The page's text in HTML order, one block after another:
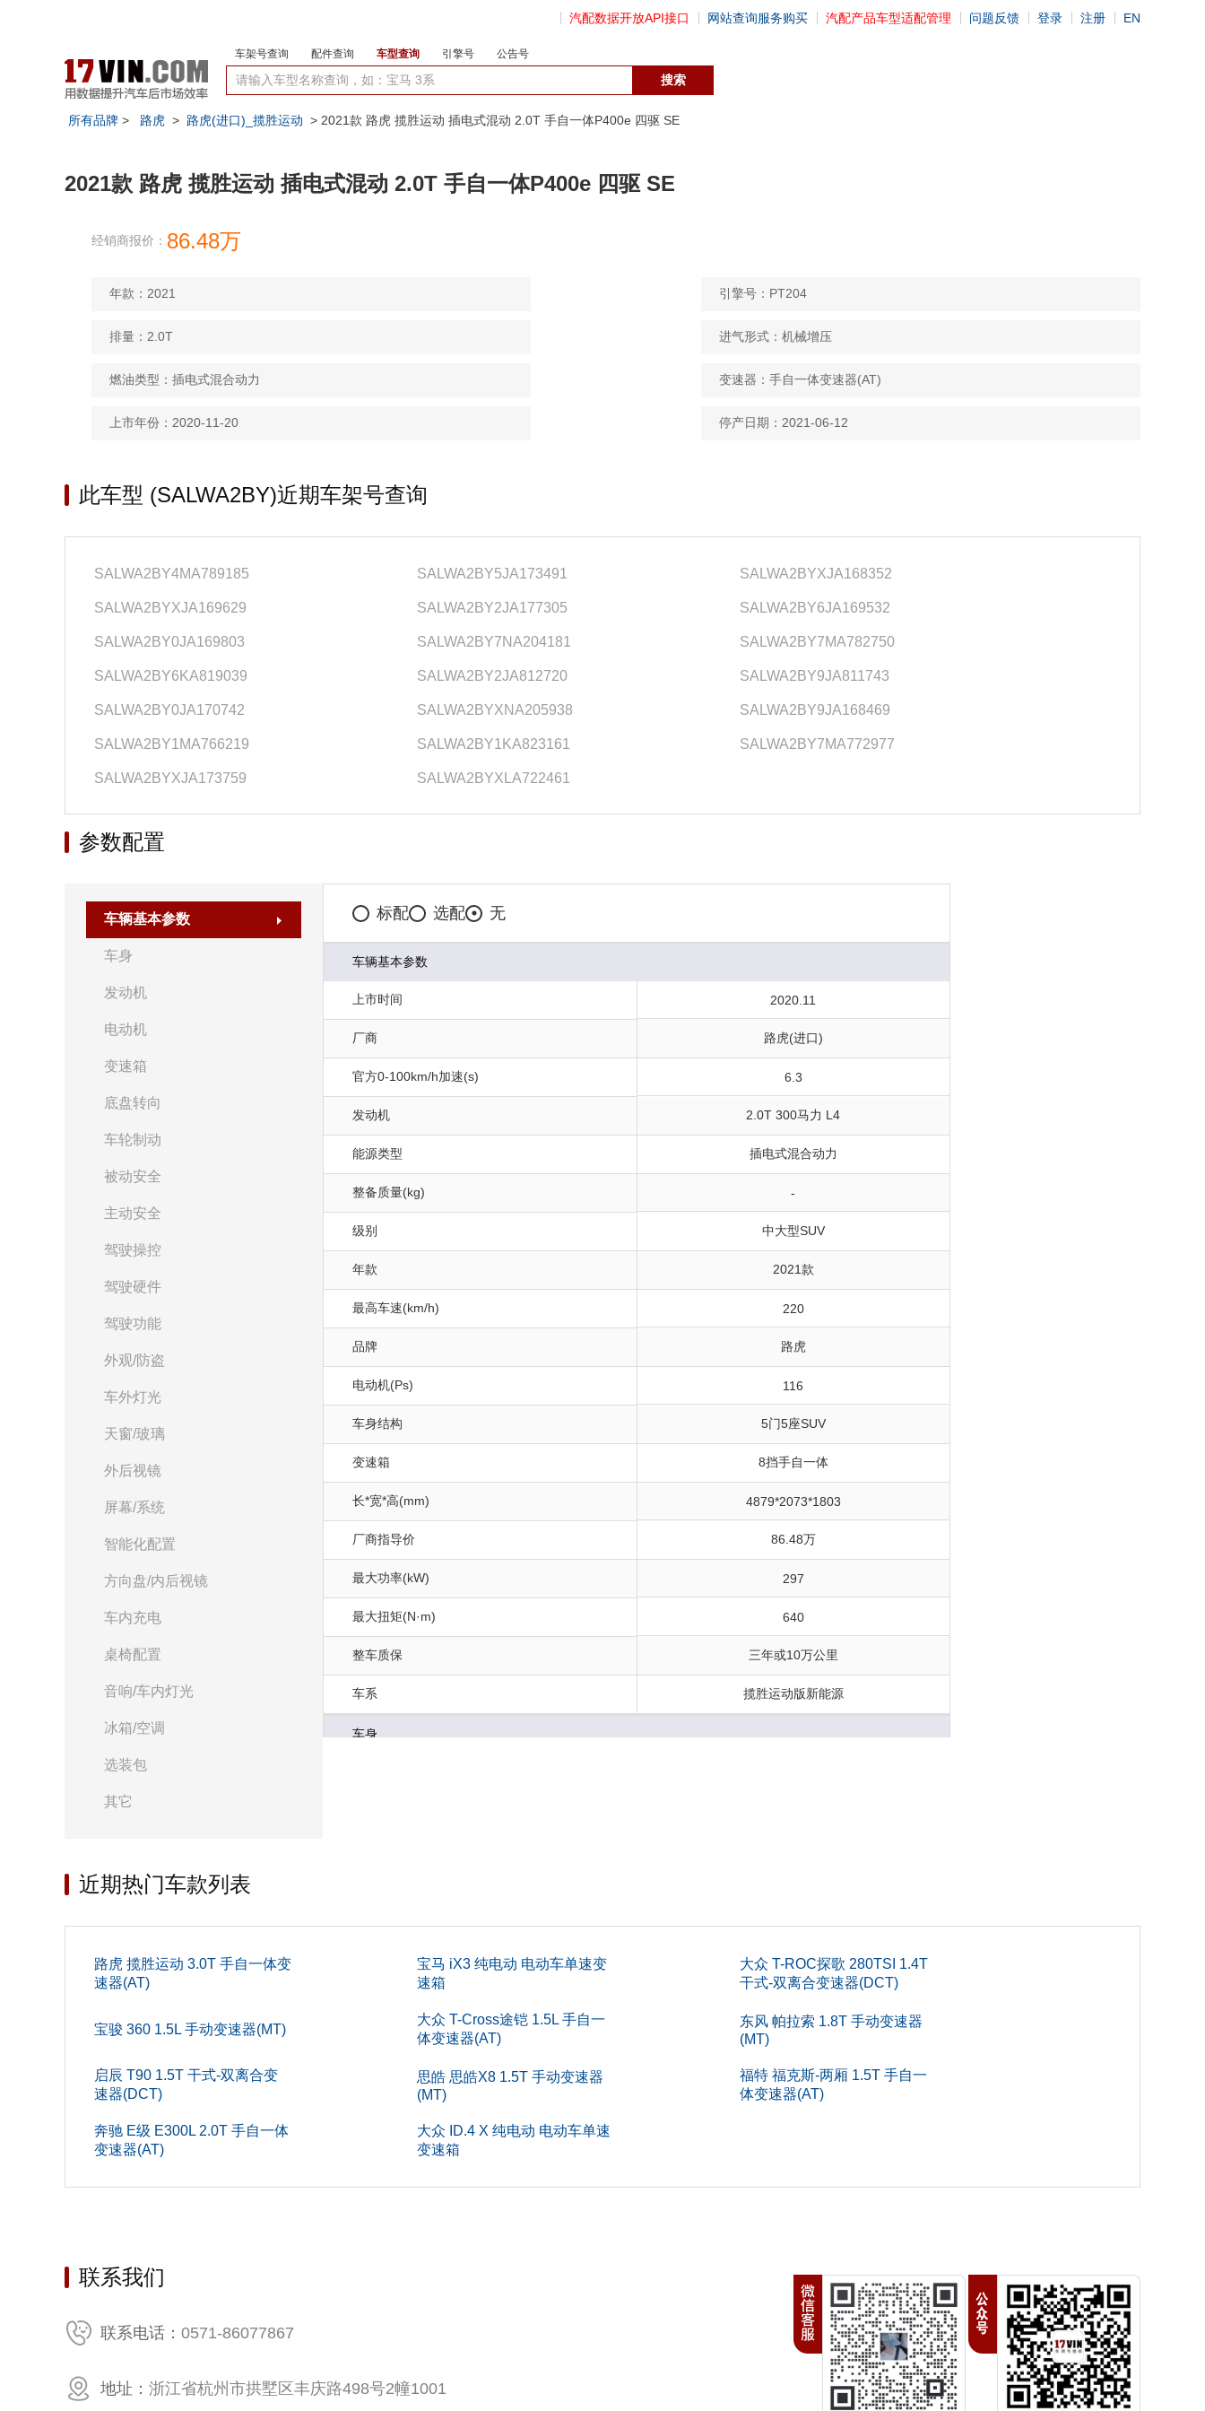
汽配数据开放API接口 网站查询服务购买 汽配产品车型适配管理 问题反馈 登录 注册 EN
车架号查询 配件查询 车型查询 引擎号 公告号
所有品牌 > 路虎 > 路虎(进口)_揽胜运动 > 2021款 路虎 揽胜运动 插电式混动 2.0T 手自一体P400e 四驱 SE
2021款 路虎 揽胜运动 插电式混动 2.0T 手自一体P400e 四驱 SE
经销商报价： 86.48万
年款：2021 引擎号：PT204
排量：2.0T 进气形式：机械增压
燃油类型：插电式混合动力 变速器：手自一体变速器(AT)
上市年份：2020-11-20 停产日期：2021-06-12
此车型 (SALWA2BY)近期车架号查询
SALWA2BY4MA789185 SALWA2BY5JA173491 SALWA2BYXJA168352
SALWA2BYXJA169629 SALWA2BY2JA177305 SALWA2BY6JA169532
SALWA2BY0JA169803 SALWA2BY7NA204181 SALWA2BY7MA782750
SALWA2BY6KA819039 SALWA2BY2JA812720 SALWA2BY9JA811743
SALWA2BY0JA170742 SALWA2BYXNA205938 SALWA2BY9JA168469
SALWA2BY1MA766219 SALWA2BY1KA823161 SALWA2BY7MA772977
SALWA2BYXJA173759 SALWA2BYXLA722461
参数配置
车辆基本参数
车身
发动机
电动机
变速箱
底盘转向
车轮制动
被动安全
主动安全
驾驶操控
驾驶硬件
驾驶功能
外观/防盗
车外灯光
天窗/玻璃
外后视镜
屏幕/系统
智能化配置
方向盘/内后视镜
车内充电
桌椅配置
音响/车内灯光
冰箱/空调
选装包
其它
标配 选配 无
车辆基本参数
上市时间 2020.11
厂商 路虎(进口)
官方0-100km/h加速(s) 6.3
发动机 2.0T 300马力 L4
能源类型 插电式混合动力
整备质量(kg) -
级别 中大型SUV
年款 2021款
最高车速(km/h) 220
品牌 路虎
电动机(Ps) 116
车身结构 5门5座SUV
变速箱 8挡手自一体
长*宽*高(mm) 4879*2073*1803
厂商指导价 86.48万
最大功率(kW) 297
最大扭矩(N·m) 640
整车质保 三年或10万公里
车系 揽胜运动版新能源
车身
整备质量(kg) -
4879
5门5座SUV
-
PT204
铝合金
燃油标号
近期热门车款列表
路虎 揽胜运动 3.0T 手自一体变
速器(AT)
宝马 iX3 纯电动 电动车单速变
速箱
大众 T-ROC探歌 280TSI 1.4T
干式-双离合变速器(DCT)
宝骏 360 1.5L 手动变速器(MT)
大众 T-Cross途铠 1.5L 手自一
体变速器(AT)
东风 帕拉索 1.8T 手动变速器
(MT)
启辰 T90 1.5T 干式-双离合变
速器(DCT)
思皓 思皓X8 1.5T 手动变速器
(MT)
福特 福克斯-两厢 1.5T 手自一
体变速器(AT)
奔驰 E级 E300L 2.0T 手自一体
变速器(AT)
大众 ID.4 X 纯电动 电动车单速
变速箱
联系我们
联系电话： 0571-86077867
地址： 浙江省杭州市拱墅区丰庆路498号2幢1001